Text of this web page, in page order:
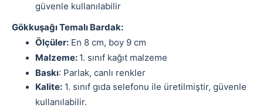
güvenle kullanılabilir
Gökkuşağı Temalı Bardak:
Ölçüler: En 8 cm, boy 9 cm
Malzeme: 1. sınıf kağıt malzeme
Baskı: Parlak, canlı renkler
Kalite: 1. sınıf gıda selefonu ile üretilmiştir, güvenle
kullanılabilir.